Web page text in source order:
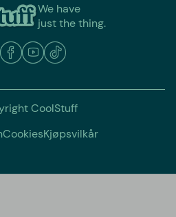
We have
just the thing.
CoolStuff
CookiesKjøpsvilkår